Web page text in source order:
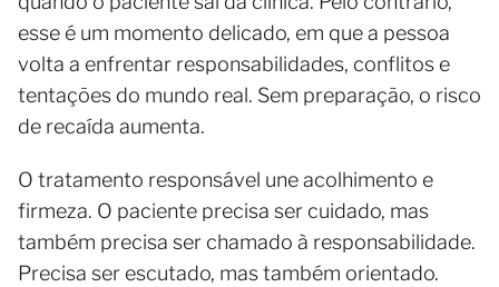
esse é um momento delicado, em que a pessoa
volta a enfrentar responsabilidades, conflitos e
tentações do mundo real. Sem preparação, o risco
de recaída aumenta.
O tratamento responsável une acolhimento e
firmeza. O paciente precisa ser cuidado, mas
também precisa ser chamado à responsabilidade.
Precisa ser escutado, mas também orientado.